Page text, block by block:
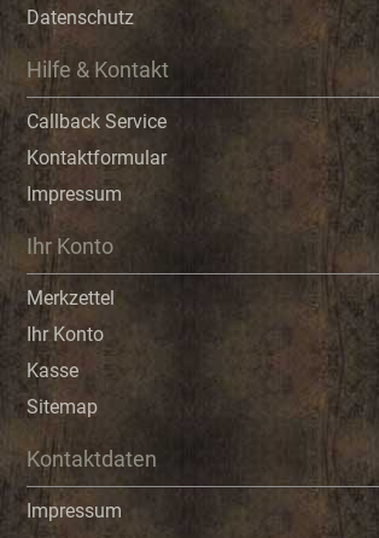
Datenschutz
Hilfe & Kontakt
Callback Service
Kontaktformular
Impressum
Ihr Konto
Merkzettel
Ihr Konto
Kasse
Sitemap
Kontaktdaten
Impressum